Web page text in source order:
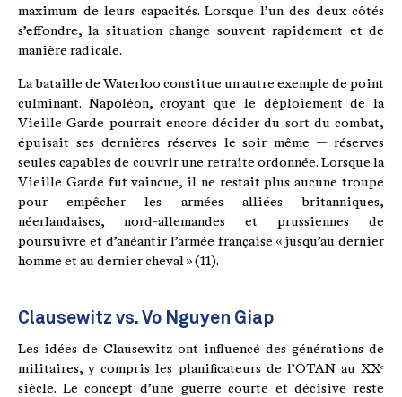
maximum de leurs capacités. Lorsque l’un des deux côtés
s’effondre, la situation change souvent rapidement et de
manière radicale.
La bataille de Waterloo constitue un autre exemple de point
culminant. Napoléon, croyant que le déploiement de la
Vieille Garde pourrait encore décider du sort du combat,
épuisait ses dernières réserves le soir même — réserves
seules capables de couvrir une retraite ordonnée. Lorsque la
Vieille Garde fut vaincue, il ne restait plus aucune troupe
pour empêcher les armées alliées britanniques,
néerlandaises, nord-allemandes et prussiennes de
poursuivre et d’anéantir l’armée française « jusqu’au dernier
homme et au dernier cheval » (11).
Clausewitz vs. Vo Nguyen Giap
Les idées de Clausewitz ont influencé des générations de
militaires, y compris les planificateurs de l’OTAN au XXᵉ
siècle. Le concept d’une guerre courte et décisive reste